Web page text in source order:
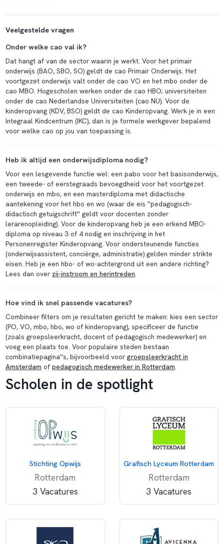
Veelgestelde vragen
Onder welke cao val ik?
Dat hangt af van de sector waarin je werkt. Voor het primair
onderwijs (BAO, SBO, SO) geldt de cao Primair Onderwijs. Het
voortgezet onderwijs valt onder de cao VO en het mbo onder de
cao MBO. Hogescholen werken onder de cao HBO; universiteiten
onder de cao Nederlandse Universiteiten (cao NU). Voor de
kinderopvang (KDV, BSO) geldt de cao Kinderopvang. Werk je in een
Integraal Kindcentrum (IKC), dan is je formele werkgever bepalend
voor welke cao op jou van toepassing is.
Heb ik altijd een onderwijsdiploma nodig?
Voor een lesgevende functie wel: een pabo voor het basisonderwijs,
een tweede- of eerstegraads bevoegdheid voor het voortgezet
onderwijs en mbo, en een masterdiploma met didactische
aantekening voor het hbo en wo (waar de eis ''pedagogisch-
didactisch getuigschrift'' geldt voor docenten zonder
lerarenopleiding). Voor de kinderopvang heb je een erkend MBO-
diploma op niveau 3 of 4 nodig en inschrijving in het
Personenregister Kinderopvang. Voor ondersteunende functies
(onderwijsassistent, conciërge, administratie) gelden minder strikte
eisen. Heb je een hbo- of wo-achtergrond uit een andere richting?
Lees dan over zij-instroom en herintreden.
Hoe vind ik snel passende vacatures?
Combineer filters om je resultaten gericht te maken: kies een sector
(PO, VO, mbo, hbo, wo of kinderopvang), specificeer de functie
(zoals groepsleerkracht, docent of pedagogisch medewerker) en
voeg een plaats toe. Voor populaire steden bestaan
combinatiepagina''s, bijvoorbeeld voor groepsleerkracht in
Amsterdam of pedagogisch medewerker in Rotterdam.
Scholen in de spotlight
Stichting Opwijs
Rotterdam
3 Vacatures
Grafisch Lyceum Rotterdam
Rotterdam
3 Vacatures